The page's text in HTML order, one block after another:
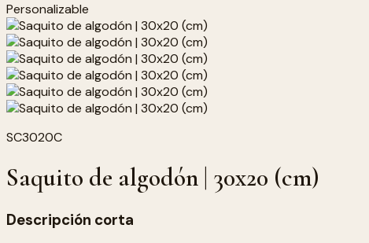
Personalizable
SC3020C
Saquito de algodón | 30x20 (cm)
Descripción corta